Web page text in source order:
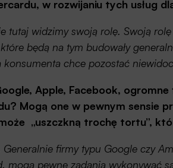
w rozwijaniu tych usług
tutaj widzimy swoją rolę. Swoją
będą na tym budowały
chce pozostać
Apple, Facebook,
Mogą one w pewnym sensie
„uszczkną trochę tortu”,
firmy typu Google czy
mogą pewne zadania wykonywać